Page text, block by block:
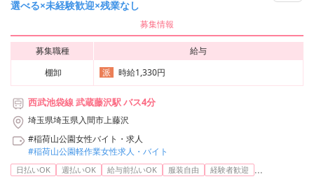
選べる×未経験歓迎×残業なし
募集情報
募集職種
給与
棚卸
派 時給1,330円
西武池袋線 武蔵藤沢駅 バス4分
埼玉県埼玉県入間市上藤沢
#稲荷山公園女性バイト・求人
#稲荷山公園軽作業女性求人・バイト
日払いOK 週払いOK 給与前払いOK 服装自由 経験者歓迎 ...